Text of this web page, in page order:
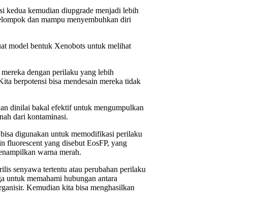
kedua kemudian diupgrade menjadi lebih
dan mampu menyembuhkan diri
model bentuk Xenobots untuk melihat
dengan perilaku yang lebih
berpotensi bisa mendesain mereka tidak
dinilai bakal efektif untuk mengumpulkan
dari kontaminasi.
digunakan untuk memodifikasi perilaku
fluorescent yang disebut EosFP, yang
warna merah.
senyawa tertentu atau perubahan perilaku
untuk memahami hubungan antara
Kemudian kita bisa menghasilkan